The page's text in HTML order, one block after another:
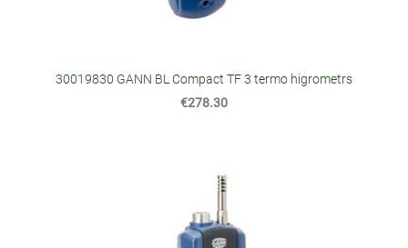
30019830 GANN BL Compact TF 3 termo higrometrs
€278.30